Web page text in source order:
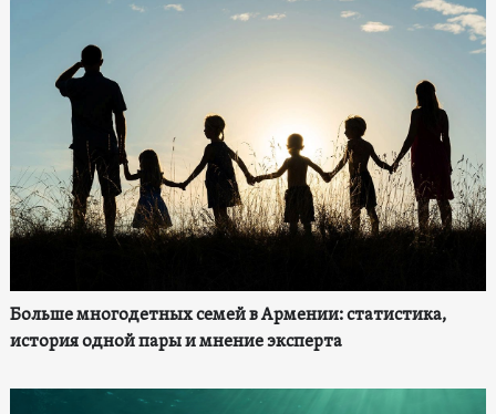
Больше многодетных семей в Армении: статистика,
история одной пары и мнение эксперта